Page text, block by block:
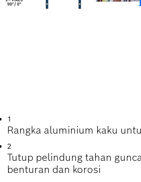
1
Rangka aluminium kaku
2
Tutup pelindung tahan
benturan dan korosi